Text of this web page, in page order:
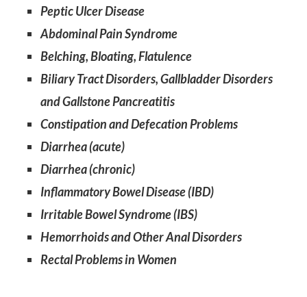
Peptic Ulcer Disease
Abdominal Pain Syndrome
Belching, Bloating, Flatulence
Biliary Tract Disorders, Gallbladder Disorders
and Gallstone Pancreatitis
Constipation and Defecation Problems
Diarrhea (acute)
Diarrhea (chronic)
Inflammatory Bowel Disease (IBD)
Irritable Bowel Syndrome (IBS)
Hemorrhoids and Other Anal Disorders
Rectal Problems in Women